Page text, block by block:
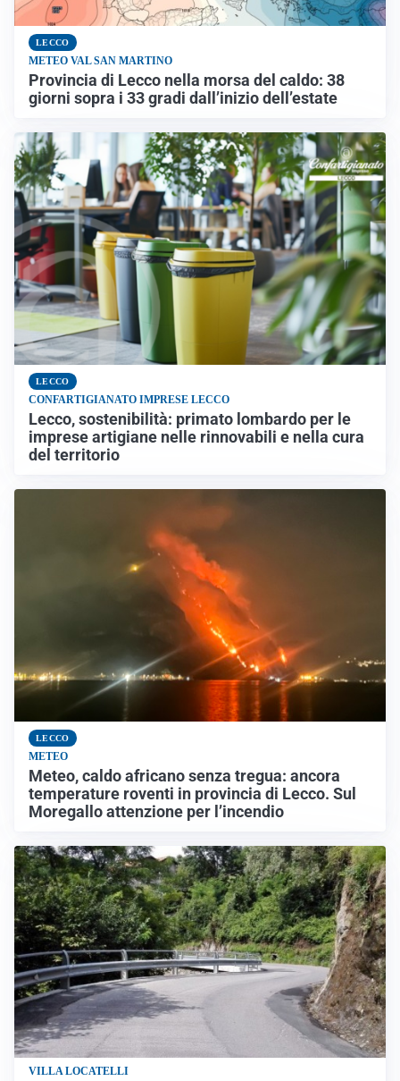
LECCO
METEO VAL SAN MARTINO
Provincia di Lecco nella morsa del caldo: 38
giorni sopra i 33 gradi dall’inizio dell’estate
LECCO
CONFARTIGIANATO IMPRESE LECCO
Lecco, sostenibilità: primato lombardo per le
imprese artigiane nelle rinnovabili e nella cura
del territorio
LECCO
METEO
Meteo, caldo africano senza tregua: ancora
temperature roventi in provincia di Lecco. Sul
Moregallo attenzione per l’incendio
VILLA LOCATELLI